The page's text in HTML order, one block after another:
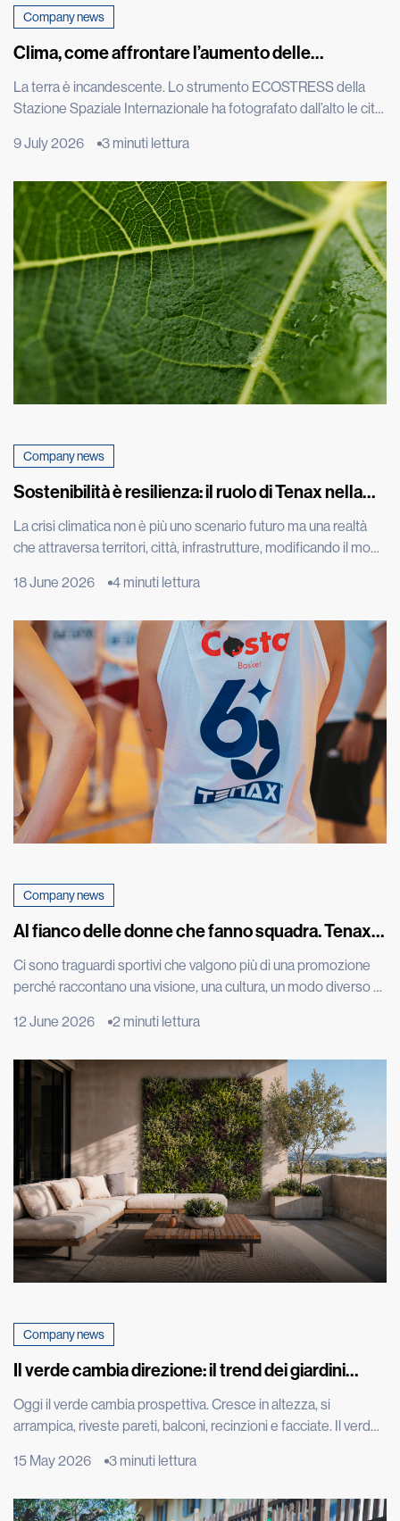
Company news
Clima, come affrontare l’aumento delle
La terra è incandescente. Lo strumento ECOSTRESS della
Stazione Spaziale Internazionale ha fotografato dall’alto le città
decenni e le immagini satellitari di Roma, Parigi e Madrid
nel cemento è visibile persino dallo spazio. L’effetto isola di
calore è un […]
9 July 2026 3 minuti lettura
Company news
Sostenibilità è resilienza: il ruolo di Tenax nella
La crisi climatica non è più uno scenario futuro ma una realtà
che attraversa territori, città, infrastrutture, modificando il modo
l’ambiente che ci circonda. A confermarlo i dati più recenti della
the Global Climate 2025” ha indicato gli ultimi undici […]
18 June 2026 4 minuti lettura
Company news
Al fianco delle donne che fanno squadra. Tenax
A1 della squadra di basket femminile di Costa
Masnaga
Ci sono traguardi sportivi che valgono più di una promozione
perché raccontano una visione, una cultura, un modo diverso di
Masnaga, squadra di basket femminile di cui siamo sponsor, è
tecnica e spirito di squadra, ma […]
12 June 2026 2 minuti lettura
Company news
Il verde cambia direzione: il trend dei giardini
Oggi il verde cambia prospettiva. Cresce in altezza, si
arrampica, riveste pareti, balconi, recinzioni e facciate. Il verde
nuovo, trasformando muri, tetti e spazi verticali in paesaggi da
dall’incontro tra design, architettura e bisogno di […]
15 May 2026 3 minuti lettura